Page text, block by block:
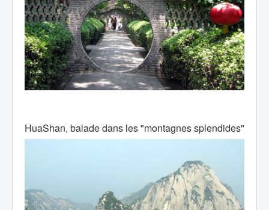
HuaShan, balade dans les "montagnes splendides"